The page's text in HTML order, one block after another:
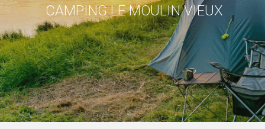
CAMPING LE MOULIN VIEUX